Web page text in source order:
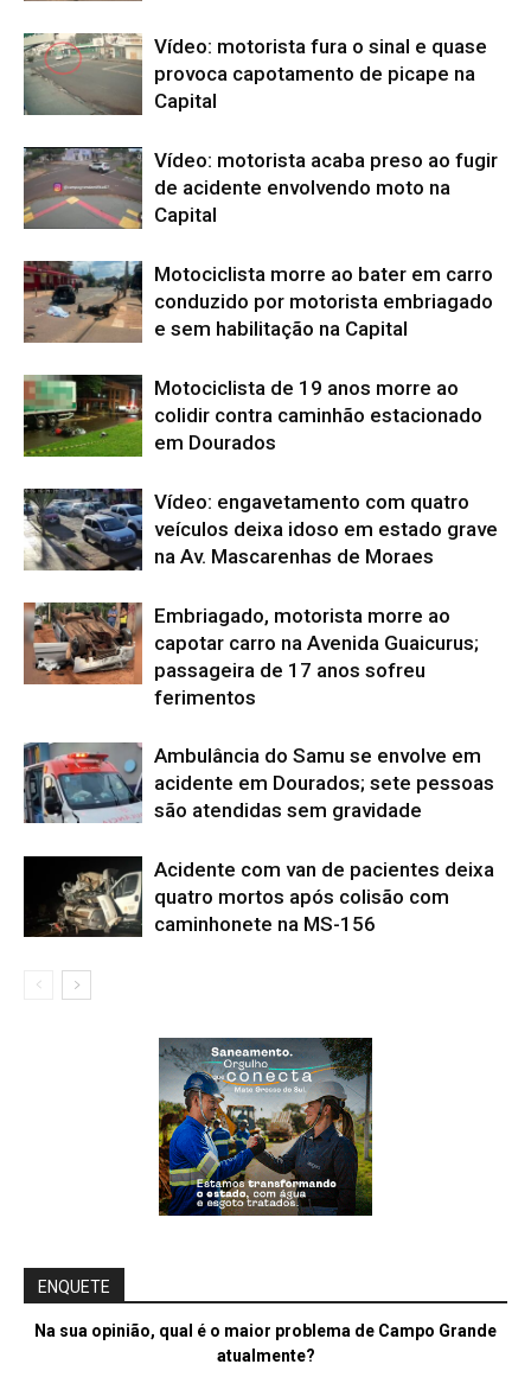
Vídeo: motorista fura o sinal e quase
provoca capotamento de picape na
Capital
Vídeo: motorista acaba preso ao fugir
de acidente envolvendo moto na
Capital
Motociclista morre ao bater em carro
conduzido por motorista embriagado
e sem habilitação na Capital
Motociclista de 19 anos morre ao
colidir contra caminhão estacionado
em Dourados
Vídeo: engavetamento com quatro
veículos deixa idoso em estado grave
na Av. Mascarenhas de Moraes
Embriagado, motorista morre ao
capotar carro na Avenida Guaicurus;
passageira de 17 anos sofreu
ferimentos
Ambulância do Samu se envolve em
acidente em Dourados; sete pessoas
são atendidas sem gravidade
Acidente com van de pacientes deixa
quatro mortos após colisão com
caminhonete na MS-156
ENQUETE
Na sua opinião, qual é o maior problema de Campo Grande
atualmente?